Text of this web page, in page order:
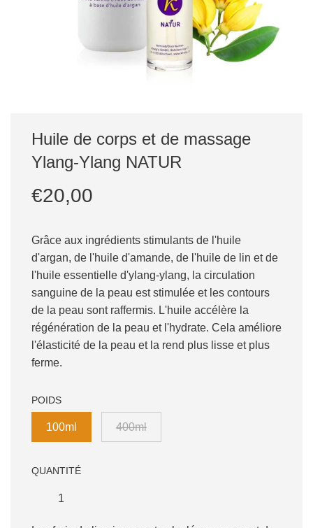
Huile de corps et de massage
Ylang-Ylang NATUR
Prix
Prix
régulier
€20,00
Grâce aux ingrédients stimulants de l'huile
d'argan, de l'huile d'amande, de l'huile de lin et de
l'huile essentielle d'ylang-ylang, la circulation
sanguine de la peau est stimulée et les contours
de la peau sont raffermis. L'huile accélère la
régénération de la peau et l'hydrate. Cela améliore
l'élasticité de la peau et la rend plus lisse et plus
ferme.
POIDS
100ml 400ml
QUANTITÉ